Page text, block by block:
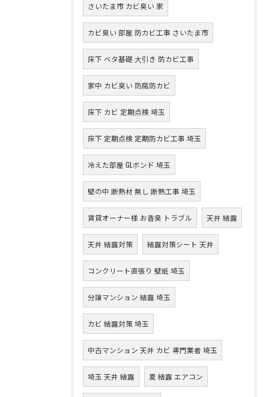
さいたま市 カビ臭い 家
カビ臭い 部屋 防カビ工事 さいたま市
床下 ベタ基礎 大引き 防カビ工事
家中 カビ臭い 防腐防カビ
床下 カビ 定期点検 埼玉
床下 定期点検 定期防カビ工事 埼玉
冷えた部屋 GLボンド 埼玉
壁の中 断熱材 無し 断熱工事 埼玉
賃貸オーナー様 お香臭 トラブル 天井 結露
天井 結露対策 結露対策シート 天井
コンクリート直張り 壁紙 埼玉
分譲マンション 結露 埼玉
カビ 結露対策 埼玉
中古マンション 天井 カビ 専門業者 埼玉
埼玉 天井 結露 夏 結露 エアコン